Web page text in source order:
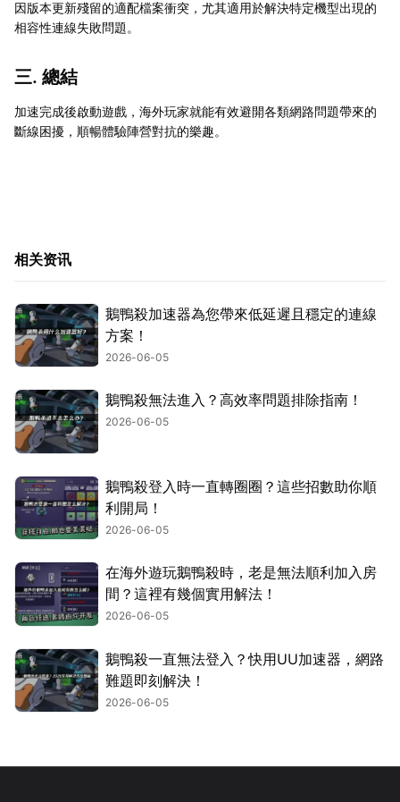
因版本更新殘留的適配檔案衝突，尤其適用於解決特定機型出現的
相容性連線失敗問題。
三. 總結
加速完成後啟動遊戲，海外玩家就能有效避開各類網路問題帶來的
斷線困擾，順暢體驗陣營對抗的樂趣。
相关资讯
鵝鴨殺加速器為您帶來低延遲且穩定的連線
方案！
2026-06-05
鵝鴨殺無法進入？高效率問題排除指南！
2026-06-05
鵝鴨殺登入時一直轉圈圈？這些招數助你順
利開局！
2026-06-05
在海外遊玩鵝鴨殺時，老是無法順利加入房
間？這裡有幾個實用解法！
2026-06-05
鵝鴨殺一直無法登入？快用UU加速器，網路
難題即刻解決！
2026-06-05